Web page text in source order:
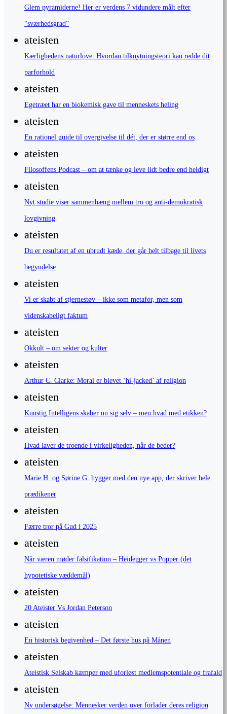
Glem pyramiderne! Her er verdens 7 vidundere målt efter
“sværhedsgrad”
ateisten
Kærlighedens naturlove: Hvordan tilknytningsteori kan redde dit
parforhold
ateisten
Egetræet har en biokemisk gave til menneskets heling
ateisten
En rationel guide til overgivelse til dét, der er større end os
ateisten
Filosoffens Podcast – om at tænke og leve lidt bedre end heldigt
ateisten
Nyt studie viser sammenhæng mellem tro og anti-demokratisk
lovgivning
ateisten
Du er resultatet af en ubrudt kæde, der går helt tilbage til livets
begyndelse
ateisten
Vi er skabt af stjernestøv – ikke som metafor, men som
videnskabeligt faktum
ateisten
Okkult – om sekter og kulter
ateisten
Arthur C. Clarke: Moral er blevet ‘hi-jacked’ af religion
ateisten
Kunstig Intelligens skaber nu sig selv – men hvad med etikken?
ateisten
Hvad laver de troende i virkeligheden, når de beder?
ateisten
Marie H. og Sørine G. hygger med den nye app, der skriver hele
prædikener
ateisten
Færre tror på Gud i 2025
ateisten
Når væren møder falsifikation – Heidegger vs Popper (det
hypotetiske væddemål)
ateisten
20 Ateister Vs Jordan Peterson
ateisten
En historisk begivenhed – Det første hus på Månen
ateisten
Ateistisk Selskab kæmper med uforløst medlemspotentiale og frafald
ateisten
Ny undersøgelse: Mennesker verden over forlader deres religion